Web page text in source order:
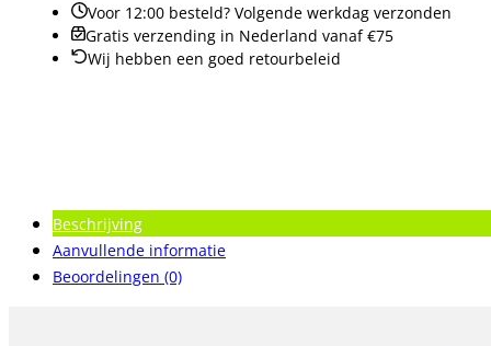
Voor 12:00 besteld? Volgende werkdag verzonden
Gratis verzending in Nederland vanaf €75
Wij hebben een goed retourbeleid
Beschrijving
Aanvullende informatie
Beoordelingen (0)